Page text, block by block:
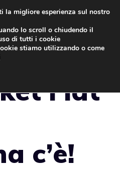
Fiat
c’è!
migliore esperienza sul nostro
lo scroll o chiudendo il
di tutti i cookie
stiamo utilizzando o come